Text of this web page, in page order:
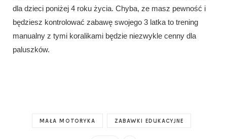
dla dzieci poniżej 4 roku życia. Chyba, ze masz pewność i
będziesz kontrolować zabawę swojego 3 latka to trening
manualny z tymi koralikami będzie niezwykle cenny dla
paluszków.
MAŁA MOTORYKA ZABAWKI EDUKACYJNE